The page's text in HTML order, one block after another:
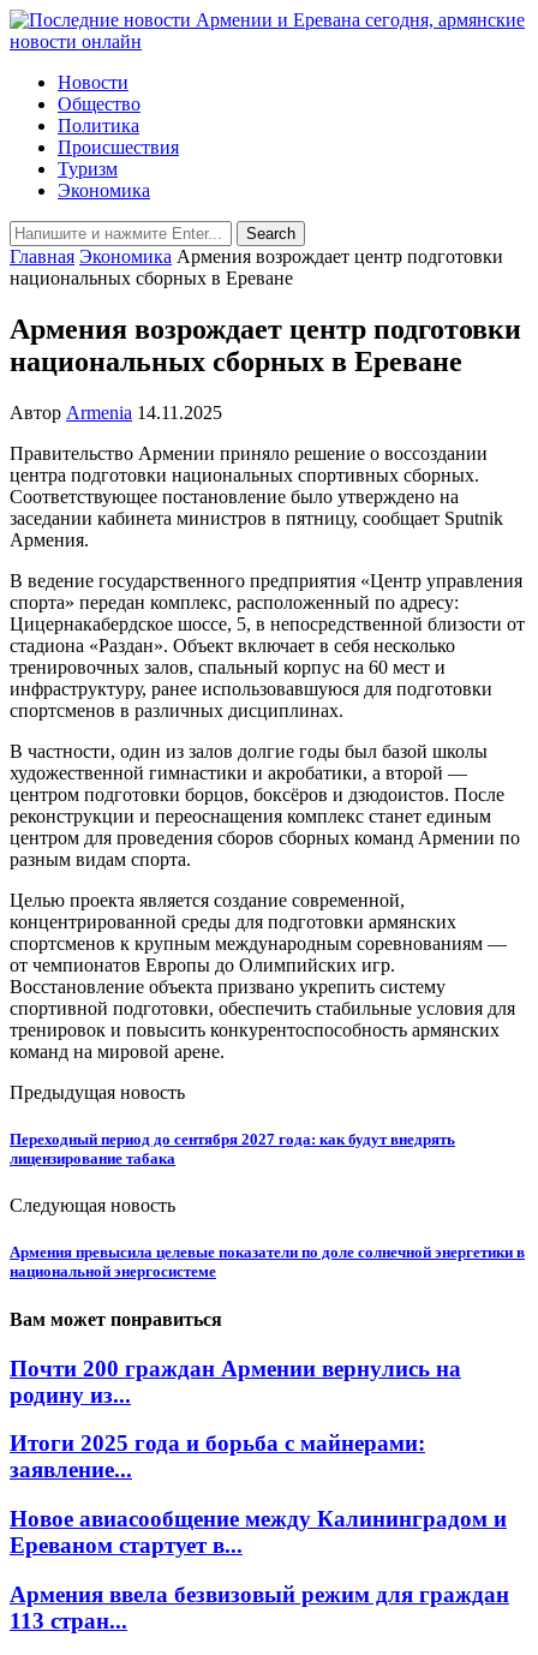
Новости
Общество
Политика
Происшествия
Туризм
Экономика
Главная Экономика Армения возрождает центр подготовки
национальных сборных в Ереване
Армения возрождает центр подготовки
национальных сборных в Ереване
Автор Armenia 14.11.2025
Правительство Армении приняло решение о воссоздании
центра подготовки национальных спортивных сборных.
Соответствующее постановление было утверждено на
заседании кабинета министров в пятницу, сообщает Sputnik
Армения.
В ведение государственного предприятия «Центр управления
спорта» передан комплекс, расположенный по адресу:
Цицернакабердское шоссе, 5, в непосредственной близости от
стадиона «Раздан». Объект включает в себя несколько
тренировочных залов, спальный корпус на 60 мест и
инфраструктуру, ранее использовавшуюся для подготовки
спортсменов в различных дисциплинах.
В частности, один из залов долгие годы был базой школы
художественной гимнастики и акробатики, а второй —
центром подготовки борцов, боксёров и дзюдоистов. После
реконструкции и переоснащения комплекс станет единым
центром для проведения сборов сборных команд Армении по
разным видам спорта.
Целью проекта является создание современной,
концентрированной среды для подготовки армянских
спортсменов к крупным международным соревнованиям —
от чемпионатов Европы до Олимпийских игр.
Восстановление объекта призвано укрепить систему
спортивной подготовки, обеспечить стабильные условия для
тренировок и повысить конкурентоспособность армянских
команд на мировой арене.
Предыдущая новость
Переходный период до сентября 2027 года: как будут внедрять
лицензирование табака
Следующая новость
Армения превысила целевые показатели по доле солнечной энергетики в
национальной энергосистеме
Вам может понравиться
Почти 200 граждан Армении вернулись на
родину из...
Итоги 2025 года и борьба с майнерами:
заявление...
Новое авиасообщение между Калининградом и
Ереваном стартует в...
Армения ввела безвизовый режим для граждан
113 стран...